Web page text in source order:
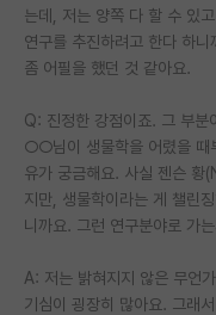
는데, 저는 양쪽 다 할 수 있
연구를 추진하려고 한다 하
좀 어필을 했던 것 같아요.
Q: 진정한 강점이죠. 그 부분
○○님이 생물학을 어렸을 때
유가 궁금해요. 사실 젠슨 황
지만, 생물학이라는 게 챌린
니까요. 그런 연구분야로 가
A: 저는 밝혀지지 않은 무언
기심이 굉장히 많아요. 그래